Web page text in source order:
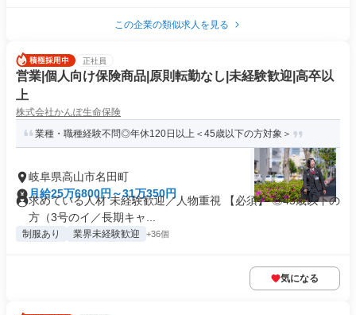
この企業の類似求人を見る
正社員
営業|個人向け保険商品|原則転勤なし|未経験歓迎|高卒以
上
株式会社かんぽ生命保険
業種・職種経験不問◎年休120日以上＜45歳以下の方対象＞
岐阜県高山市名田町
月給25万6800円～31万350円
求めている人材 未経験歓迎／人物重視 【必須】 ◎45歳以下の
方（3号のイ／長期キャ...
制服あり 業界未経験歓迎 +36個
気になる